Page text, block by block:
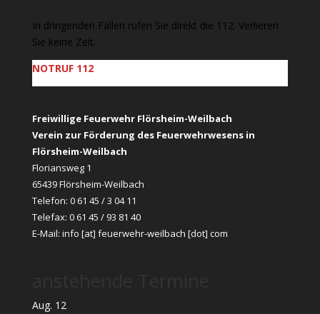
In dringenden Fällen rufen Sie direkt die 112. Verlieren
Sie keine Zeit.
NOTRUF 112
Freiwillige Feuerwehr Flörsheim-Weilbach
Verein zur Förderung des Feuerwehrwesens in
Flörsheim-Weilbach
Floriansweg 1
65439 Flörsheim-Weilbach
Telefon: 0 61 45 / 3 04 11
Telefax: 0 61 45 / 93 81 40
E-Mail: info [at] feuerwehr-weilbach [dot] com
Aug. 12